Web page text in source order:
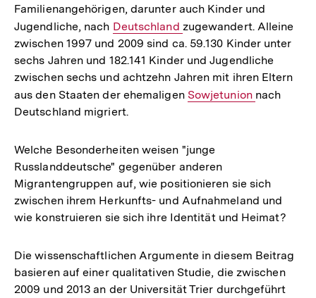
Familienangehörigen, darunter auch Kinder und
Jugendliche, nach Interner
Link:
Deutschland zugewandert. Alleine
zwischen 1997 und 2009 sind ca. 59.130 Kinder unter
sechs Jahren und 182.141 Kinder und Jugendliche
zwischen sechs und achtzehn Jahren mit ihren Eltern
aus den Staaten der ehemaligen Interner
Sowjetunion nach
Deutschland migriert.
Welche Besonderheiten weisen "junge
Russlanddeutsche" gegenüber anderen
Migrantengruppen auf, wie positionieren sie sich
zwischen ihrem Herkunfts- und Aufnahmeland und
wie konstruieren sie sich ihre Identität und Heimat?
Die wissenschaftlichen Argumente in diesem Beitrag
basieren auf einer qualitativen Studie, die zwischen
2009 und 2013 an der Universität Trier durchgeführt